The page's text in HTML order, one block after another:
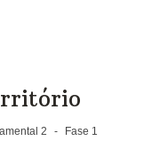
2 - Fase 1